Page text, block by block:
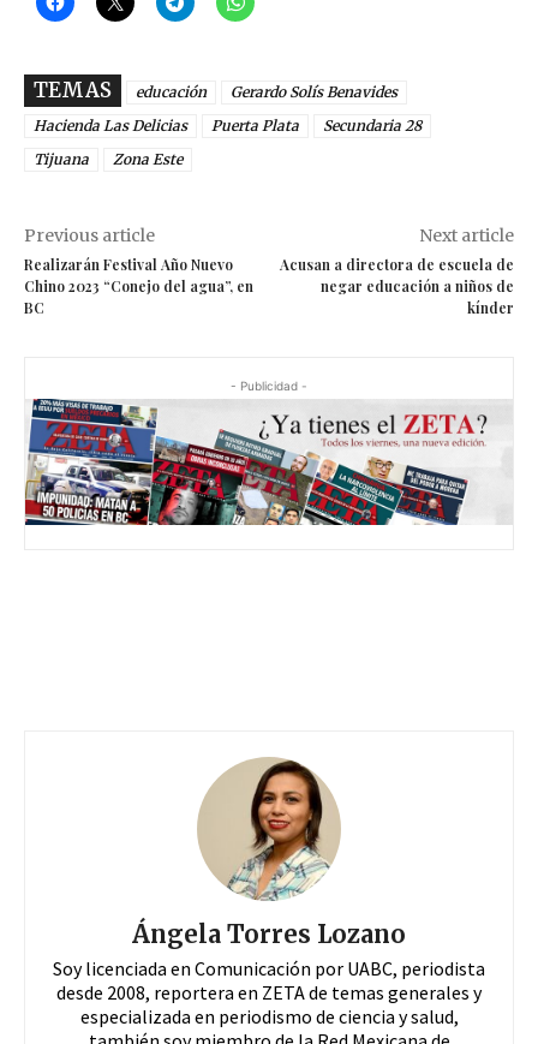
TEMAS educación
Gerardo Solís Benavides
Hacienda Las Delicias
Puerta Plata
Secundaria 28
Tijuana
Zona Este
Previous article
Realizarán Festival Año Nuevo
Chino 2023 “Conejo del agua”, en
BC
Next article
Acusan a directora de escuela de
negar educación a niños de
kínder
- Publicidad -
Ángela Torres Lozano
Soy licenciada en Comunicación por UABC, periodista
desde 2008, reportera en ZETA de temas generales y
especializada en periodismo de ciencia y salud,